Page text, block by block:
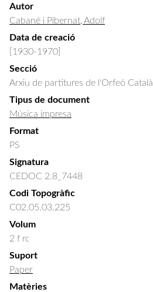
Autor
Cabané i Pibernat, Adolf
Data de creació
[1930-1970]
Secció
Arxiu de partitures de l'Orfeó Català
Tipus de document
Música impresa
Format
PS
Signatura
CEDOC 2.8_7448
Codi Topogràfic
C02.05.03.225
Volum
2 f rc
Suport
Paper
Matèries